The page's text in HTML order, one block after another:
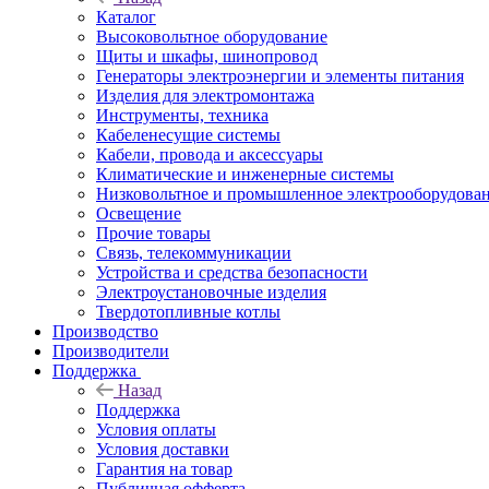
Каталог
Высоковольтное оборудование
Щиты и шкафы, шинопровод
Генераторы электроэнергии и элементы питания
Изделия для электромонтажа
Инструменты, техника
Кабеленесущие системы
Кабели, провода и аксессуары
Климатические и инженерные системы
Низковольтное и промышленное
Освещение
Прочие товары
Связь, телекоммуникации
Устройства и средства безопасности
Электроустановочные изделия
Твердотопливные котлы
Производство
Производители
Поддержка
Назад
Поддержка
Условия оплаты
Условия доставки
Гарантия на товар